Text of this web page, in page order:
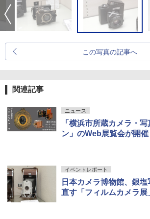
この写真の記事へ
関連記事
ニュース
「横浜市所蔵カメラ・
ン」のWeb展覧会が開催
イベントレポート
日本カメラ博物館、銀
直す「フィルムカメラ展